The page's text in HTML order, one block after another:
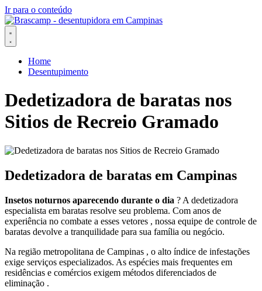
Ir para o conteúdo
Home
Desentupimento
Dedetizadora de baratas nos
Sitios de Recreio Gramado
Dedetizadora de baratas em Campinas
Insetos noturnos aparecendo durante o dia ? A dedetizadora
especialista em baratas resolve seu problema. Com anos de
experiência no combate a esses vetores , nossa equipe de controle de
baratas devolve a tranquilidade para sua família ou negócio.
Na região metropolitana de Campinas , o alto índice de infestações
exige serviços especializados. As espécies mais frequentes em
residências e comércios exigem métodos diferenciados de
eliminação .